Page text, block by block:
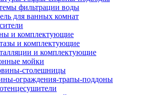
фильтрации воды
для ванных комнат
и комплектующие
и комплектующие
и комплектующие
мойки
столешницы
ограждения-трапы-поддоны